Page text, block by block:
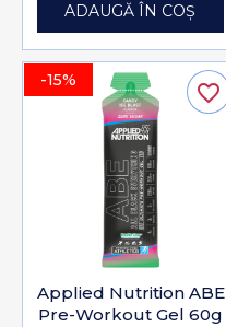
ADAUGĂ ÎN COȘ
-15%
Applied Nutrition ABE
Pre-Workout Gel 60g
favorite_border